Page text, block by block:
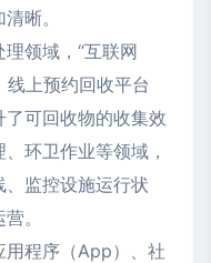
晰。
领域，“互联网
线上预约回收平台
可回收物的收集效
环卫作业等领域，
监控设施运行状
。
用程序（App）、社